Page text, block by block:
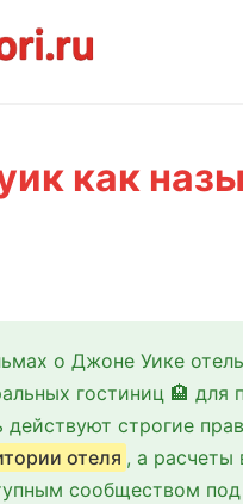
как
о Джоне Уике
гостиниц 🏨
действуют строгие
отеля , а расчеты
сообществом